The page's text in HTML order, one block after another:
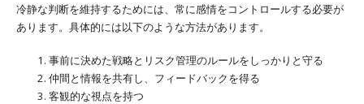
冷静な判断を維持するためには、常に感情をコントロールする必要が
あります。具体的には以下のような方法があります。
事前に決めた戦略とリスク管理のルールをしっかりと守る
仲間と情報を共有し、フィードバックを得る
客観的な視点を持つ